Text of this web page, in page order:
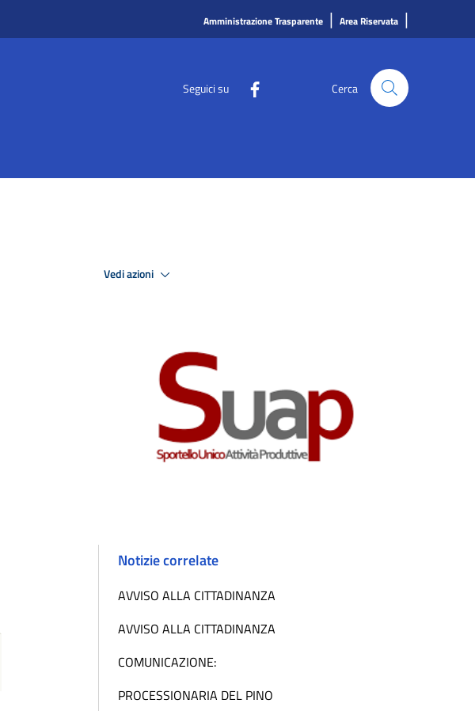
Amministrazione Trasparente | Area Riservata |
Seguici su Cerca
Vedi azioni
Notizie correlate
AVVISO ALLA CITTADINANZA
AVVISO ALLA CITTADINANZA
COMUNICAZIONE:
PROCESSIONARIA DEL PINO